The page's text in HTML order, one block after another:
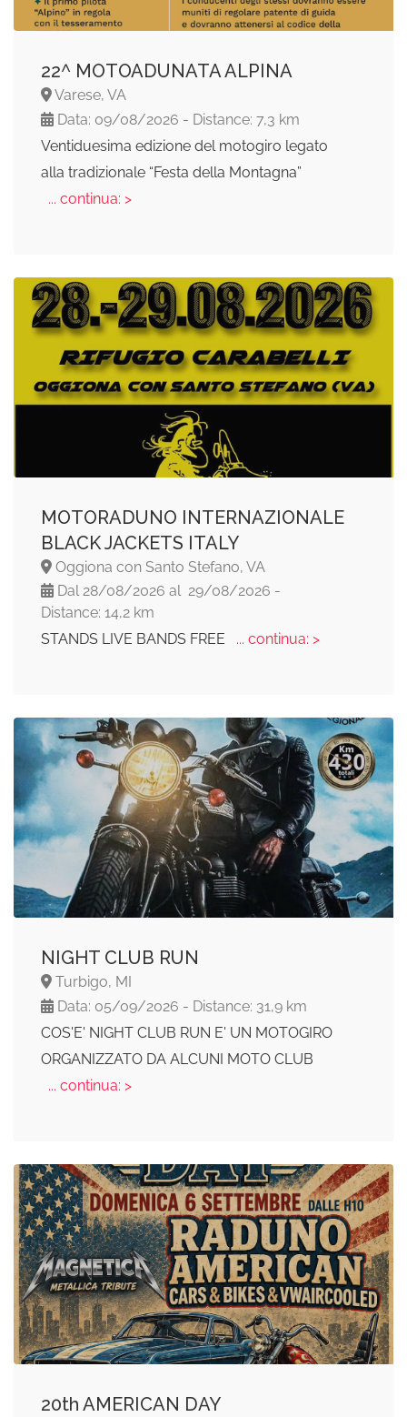
22^ MOTOADUNATA ALPINA
Varese, VA
Data: 09/08/2026 - Distance: 7,3 km
Ventiduesima edizione del motogiro legato
alla tradizionale “Festa della Montagna”
... continua: >
MOTORADUNO INTERNAZIONALE
BLACK JACKETS ITALY
Oggiona con Santo Stefano, VA
Dal 28/08/2026 al 29/08/2026 -
Distance: 14,2 km
STANDS LIVE BANDS FREE
... continua: >
NIGHT CLUB RUN
Turbigo, MI
Data: 05/09/2026 - Distance: 31,9 km
COS'E' NIGHT CLUB RUN E' UN MOTOGIRO
ORGANIZZATO DA ALCUNI MOTO CLUB
... continua: >
20th AMERICAN DAY